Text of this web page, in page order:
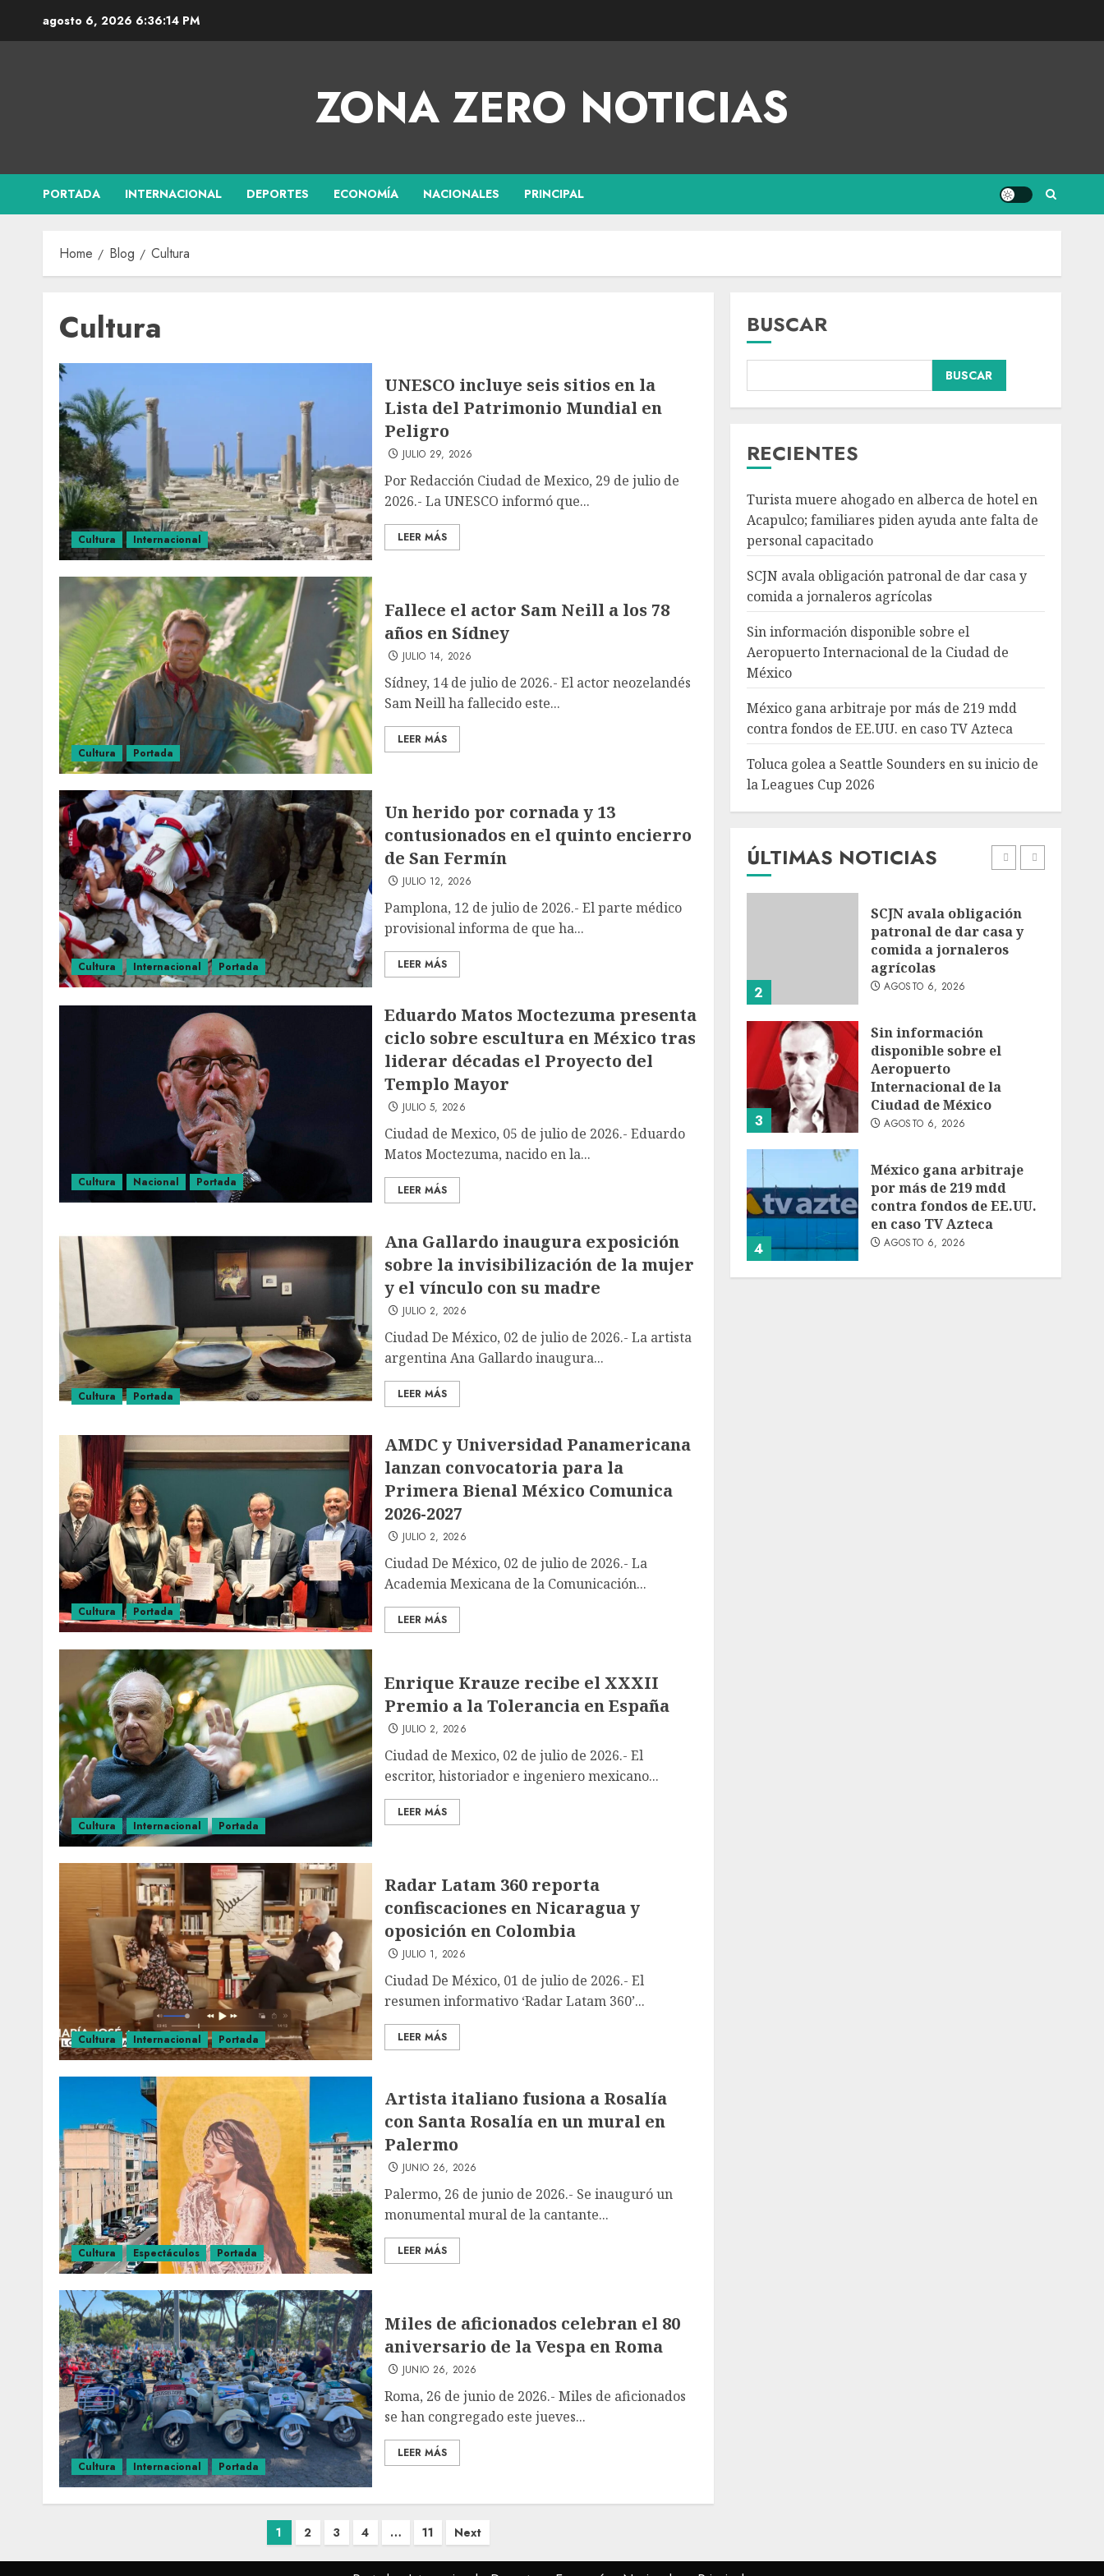
agosto 6, 2026 6:36:14 PM
ZONA ZERO NOTICIAS
PORTADA INTERNACIONAL DEPORTES ECONOMÍA NACIONALES PRINCIPAL
Home Blog Cultura
Cultura
Cultura Internacional
UNESCO incluye seis sitios en la
Lista del Patrimonio Mundial en
Peligro
JULIO 29, 2026
Por Redacción Ciudad de Mexico, 29 de julio de
2026.- La UNESCO informó que...
LEER MÁS
Cultura Portada
Fallece el actor Sam Neill a los 78
años en Sídney
JULIO 14, 2026
Sídney, 14 de julio de 2026.- El actor neozelandés
Sam Neill ha fallecido este...
LEER MÁS
Cultura Internacional Portada
Un herido por cornada y 13
contusionados en el quinto encierro
de San Fermín
JULIO 12, 2026
Pamplona, 12 de julio de 2026.- El parte médico
provisional informa de que ha...
LEER MÁS
Cultura Nacional Portada
Eduardo Matos Moctezuma presenta
ciclo sobre escultura en México tras
liderar décadas el Proyecto del
Templo Mayor
JULIO 5, 2026
Ciudad de Mexico, 05 de julio de 2026.- Eduardo
Matos Moctezuma, nacido en la...
LEER MÁS
Cultura Portada
Ana Gallardo inaugura exposición
sobre la invisibilización de la mujer
y el vínculo con su madre
JULIO 2, 2026
Ciudad De México, 02 de julio de 2026.- La artista
argentina Ana Gallardo inaugura...
LEER MÁS
Cultura Portada
AMDC y Universidad Panamericana
lanzan convocatoria para la
Primera Bienal México Comunica
2026-2027
JULIO 2, 2026
Ciudad De México, 02 de julio de 2026.- La
Academia Mexicana de la Comunicación...
LEER MÁS
Cultura Internacional Portada
Enrique Krauze recibe el XXXII
Premio a la Tolerancia en España
JULIO 2, 2026
Ciudad de Mexico, 02 de julio de 2026.- El
escritor, historiador e ingeniero mexicano...
LEER MÁS
Cultura Internacional Portada
Radar Latam 360 reporta
confiscaciones en Nicaragua y
oposición en Colombia
JULIO 1, 2026
Ciudad De México, 01 de julio de 2026.- El
resumen informativo ‘Radar Latam 360’...
LEER MÁS
Cultura Espectáculos Portada
Artista italiano fusiona a Rosalía
con Santa Rosalía en un mural en
Palermo
JUNIO 26, 2026
Palermo, 26 de junio de 2026.- Se inauguró un
monumental mural de la cantante...
LEER MÁS
Cultura Internacional Portada
Miles de aficionados celebran el 80
aniversario de la Vespa en Roma
JUNIO 26, 2026
Roma, 26 de junio de 2026.- Miles de aficionados
se han congregado este jueves...
LEER MÁS
1 2 3 4 … 11 Next
BUSCAR
BUSCAR
RECIENTES
Turista muere ahogado en alberca de hotel en
Acapulco; familiares piden ayuda ante falta de
personal capacitado
SCJN avala obligación patronal de dar casa y
comida a jornaleros agrícolas
Sin información disponible sobre el
Aeropuerto Internacional de la Ciudad de
México
México gana arbitraje por más de 219 mdd
contra fondos de EE.UU. en caso TV Azteca
Toluca golea a Seattle Sounders en su inicio de
la Leagues Cup 2026
ÚLTIMAS NOTICIAS
Sin información
disponible sobre el
4
México gana arbitraje
por más de 219 mdd
en caso TV Azteca
AGOSTO 6, 2026
5
Sounders en su inicio de
la Leagues Cup 2026
AGOSTO 6, 2026
1
Turista muere ahogado
en alberca de hotel en
Acapulco; familiares
personal capacitado
AGOSTO 6, 2026
2
SCJN avala obligación
patronal de dar casa y
comida a jornaleros
agrícolas
AGOSTO 6, 2026
3
Sin información
disponible sobre el
Aeropuerto
Internacional de la
Ciudad de México
AGOSTO 6, 2026
4
México gana arbitraje
por más de 219 mdd
contra fondos de EE.UU.
en caso TV Azteca
AGOSTO 6, 2026